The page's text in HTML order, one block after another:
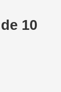
10